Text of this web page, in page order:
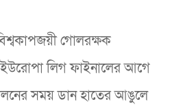
গোলরক্ষক
ইউরোপা লিগ ফাইনালের আগে
সময় ডান হাতের আঙুলে